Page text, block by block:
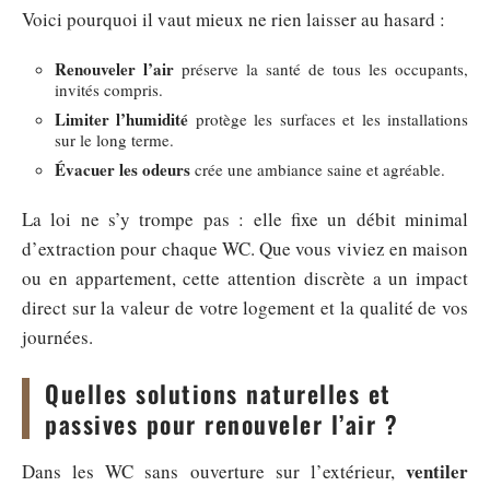
Voici pourquoi il vaut mieux ne rien laisser au hasard :
Renouveler l’air préserve la santé de tous les occupants,
invités compris.
Limiter l’humidité protège les surfaces et les installations
sur le long terme.
Évacuer les odeurs crée une ambiance saine et agréable.
La loi ne s’y trompe pas : elle fixe un débit minimal
d’extraction pour chaque WC. Que vous viviez en maison
ou en appartement, cette attention discrète a un impact
direct sur la valeur de votre logement et la qualité de vos
journées.
Quelles solutions naturelles et
passives pour renouveler l’air ?
Dans les WC sans ouverture sur l’extérieur, ventiler